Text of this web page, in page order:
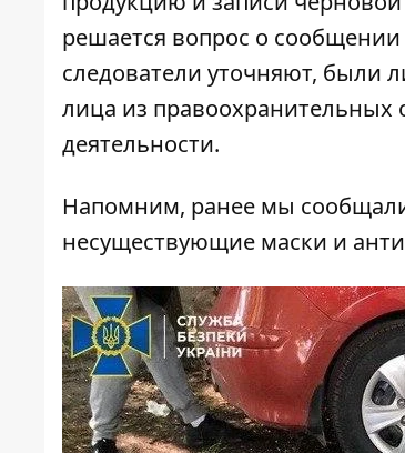
решается вопрос о
следователи уточняют, были
лица из правоохранительных
деятельности.
Напомним, ранее мы
несуществующие маски и